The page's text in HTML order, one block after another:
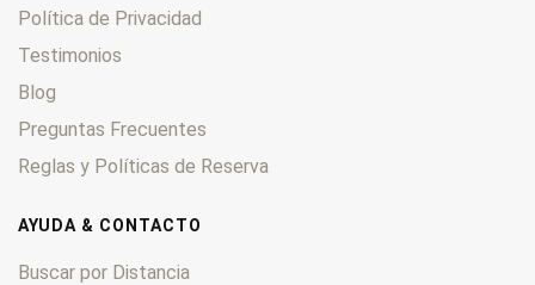
Política de Privacidad
Testimonios
Blog
Preguntas Frecuentes
Reglas y Políticas de Reserva
AYUDA & CONTACTO
Buscar por Distancia